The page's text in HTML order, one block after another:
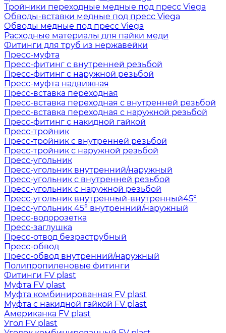
Тройники переходные медные под пресс Viega
Обводы-вставки медные под пресс Viega
Обводы медные под пресс Viega
Расходные материалы для пайки меди
Фитинги для труб из нержавейки
Пресс-муфта
Пресс-фитинг с внутренней резьбой
Пресс-фитинг с наружной резьбой
Пресс-муфта надвижная
Пресс-вставка переходная
Пресс-вставка переходная с внутренней резьбой
Пресс-вставка переходная с наружной резьбой
Пресс-фитинг с накидной гайкой
Пресс-тройник
Пресс-тройник с внутренней резьбой
Пресс-тройник с наружной резьбой
Пресс-угольник
Пресс-угольник внутренний/наружный
Пресс-угольник с внутренней резьбой
Пресс-угольник с наружной резьбой
Пресс-угольник внутренный-внутренный45°
Пресс-угольник 45° внутренний/наружный
Пресс-водорозетка
Пресс-заглушка
Пресс-отвод безраструбный
Пресс-обвод
Пресс-обвод внутренний/наружный
Полипропиленовые фитинги
Фитинги FV plast
Муфта FV plast
Муфта комбинированная FV plast
Муфта с накидной гайкой FV plast
Американка FV plast
Угол FV plast